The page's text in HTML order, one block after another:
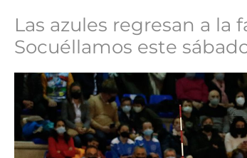
Las azules regresan a la
Socuéllamos este